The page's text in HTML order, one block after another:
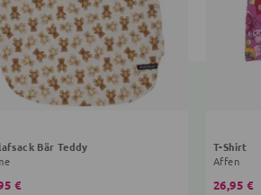
Bär Teddy
€
T-Shirt
Affen
26,95 €